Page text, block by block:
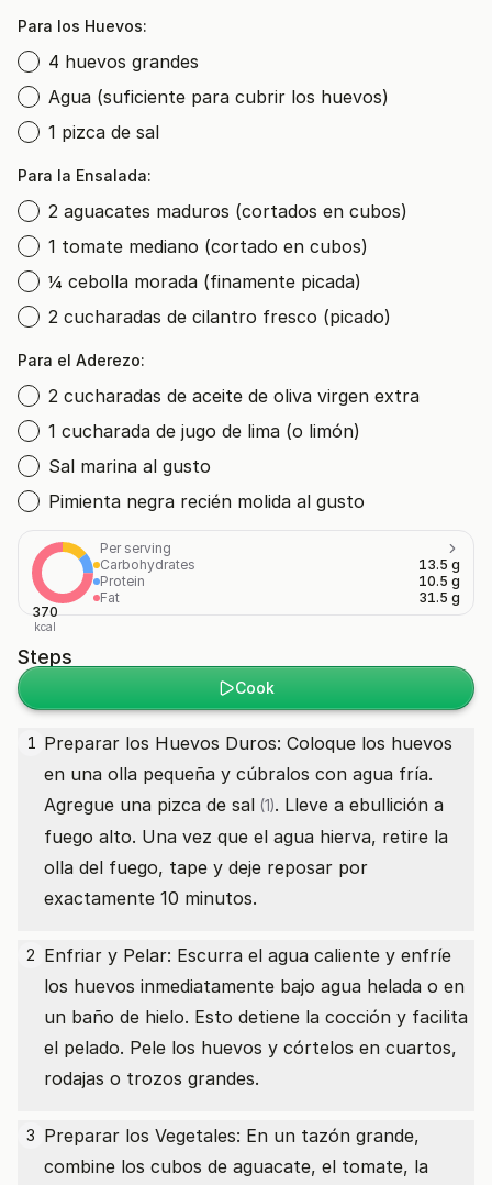
Para los Huevos:
4 huevos grandes
Agua (suficiente para cubrir los huevos)
1 pizca de sal
Para la Ensalada:
2 aguacates maduros (cortados en cubos)
1 tomate mediano (cortado en cubos)
¼ cebolla morada (finamente picada)
2 cucharadas de cilantro fresco (picado)
Para el Aderezo:
2 cucharadas de aceite de oliva virgen extra
1 cucharada de jugo de lima (o limón)
Sal marina al gusto
Pimienta negra recién molida al gusto
370
kcal
Per serving
Carbohydrates
13.5 g
Protein
10.5 g
Fat
31.5 g
Steps
Cook
1 Preparar los Huevos Duros: Coloque los huevos
en una olla pequeña y cúbralos con agua fría.
Agregue una pizca de sal (1). Lleve a ebullición a
fuego alto. Una vez que el agua hierva, retire la
olla del fuego, tape y deje reposar por
exactamente 10 minutos.
2 Enfriar y Pelar: Escurra el agua caliente y enfríe
los huevos inmediatamente bajo agua helada o en
un baño de hielo. Esto detiene la cocción y facilita
el pelado. Pele los huevos y córtelos en cuartos,
rodajas o trozos grandes.
3 Preparar los Vegetales: En un tazón grande,
combine los cubos de aguacate, el tomate, la